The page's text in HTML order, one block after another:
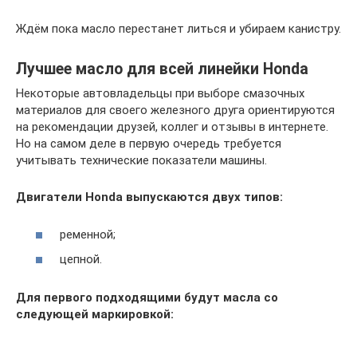
Ждём пока масло перестанет литься и убираем канистру.
Лучшее масло для всей линейки Honda
Некоторые автовладельцы при выборе смазочных
материалов для своего железного друга ориентируются
на рекомендации друзей, коллег и отзывы в интернете.
Но на самом деле в первую очередь требуется
учитывать технические показатели машины.
Двигатели Honda выпускаются двух типов:
ременной;
цепной.
Для первого подходящими будут масла со
следующей маркировкой: